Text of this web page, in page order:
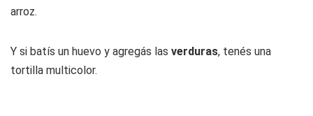
arroz.
Y si batís un huevo y agregás las verduras, tenés una
tortilla multicolor.